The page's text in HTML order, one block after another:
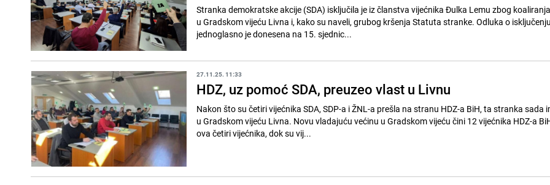
Stranka demokratske akcije (SDA) isključila je iz članstva vijećnika Đulka Lemu zbog
u Gradskom vijeću Livna i, kako su naveli, grubog kršenja Statuta stranke. Odluka o isključenju
jednoglasno je donesena na 15. sjednic...
27.11.25. 11:33
HDZ, uz pomoć SDA, preuzeo vlast u Livnu
Nakon što su četiri vijećnika SDA, SDP-a i ŽNL-a prešla na stranu HDZ-a BiH, ta stranka sada
u Gradskom vijeću Livna. Novu vladajuću većinu u Gradskom vijeću čini 12 vijećnika HDZ-a
ova četiri vijećnika, dok su vij...